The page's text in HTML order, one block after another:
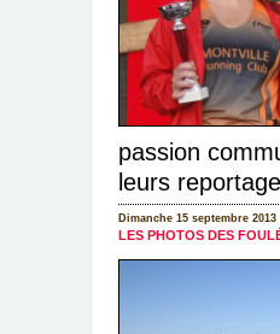
passion
leurs
Dimanche 15 septembre 2013
LES PHOTOS DES